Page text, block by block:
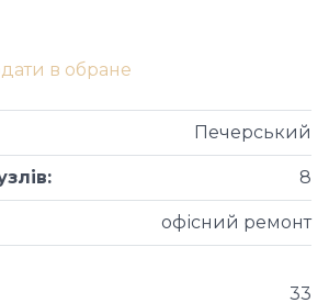
в обране
Печерський
: 8
офісний ремонт
33